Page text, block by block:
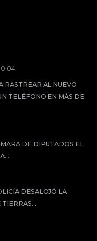
RASTREAR AL NUEVO
TELÉFONO EN MÁS DE
DE DIPUTADOS EL
DESALOJÓ LA